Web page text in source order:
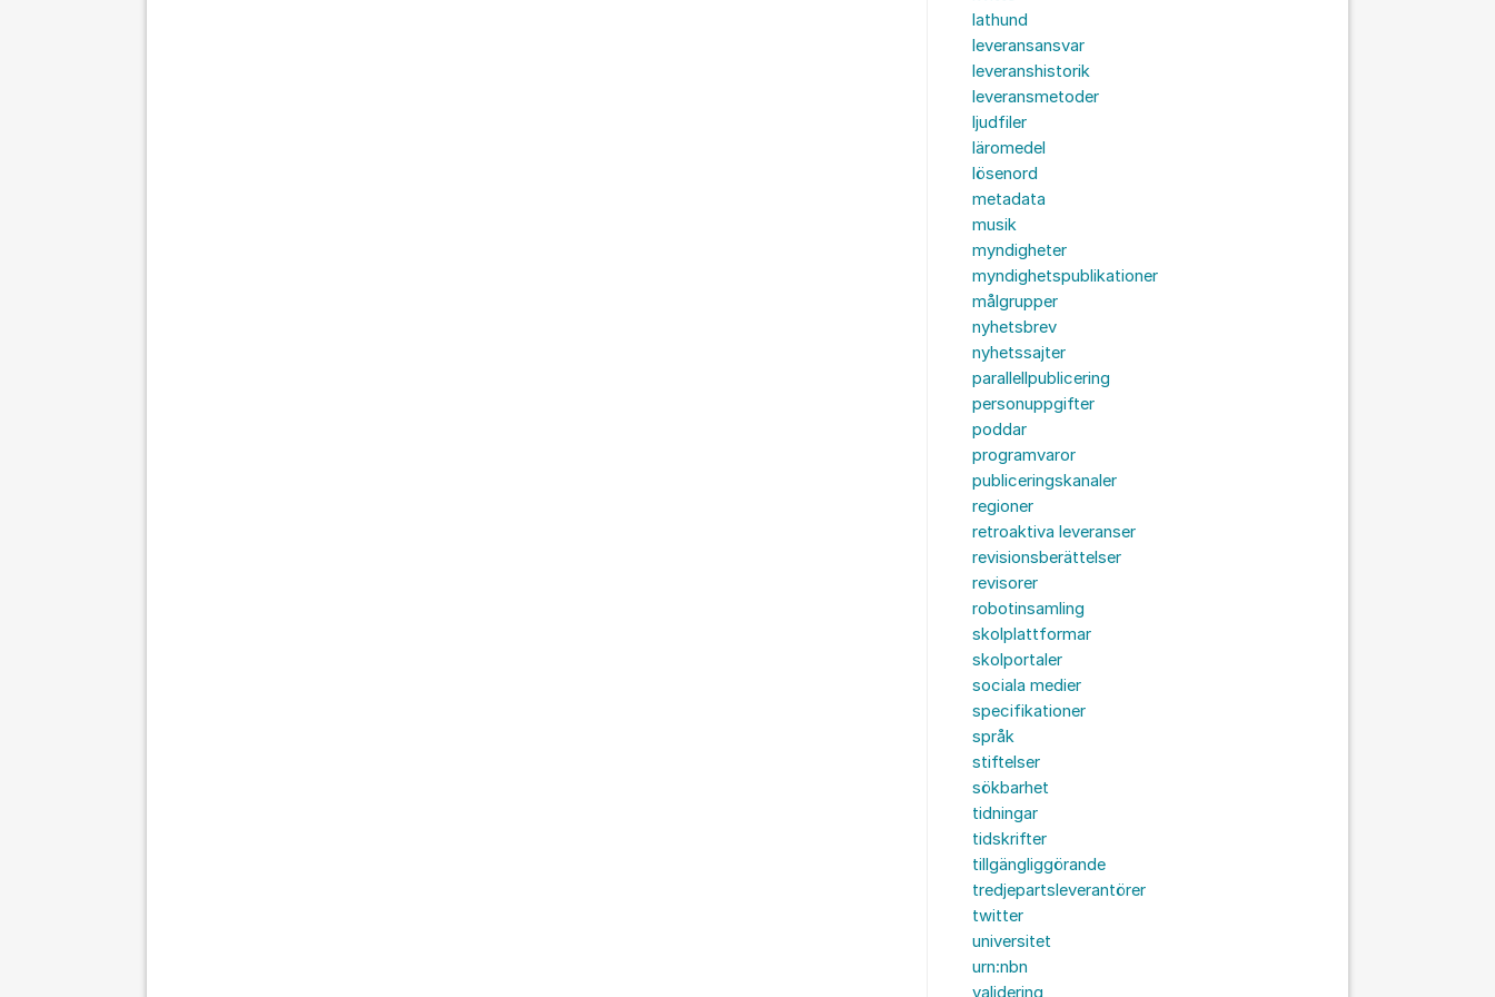
lathund
leveransansvar
leveranshistorik
leveransmetoder
ljudfiler
läromedel
lösenord
metadata
musik
myndigheter
myndighetspublikationer
målgrupper
nyhetsbrev
nyhetssajter
parallellpublicering
personuppgifter
poddar
programvaror
publiceringskanaler
regioner
retroaktiva leveranser
revisionsberättelser
revisorer
robotinsamling
skolplattformar
skolportaler
sociala medier
specifikationer
språk
stiftelser
sökbarhet
tidningar
tidskrifter
tillgängliggörande
tredjepartsleverantörer
twitter
universitet
urn:nbn
validering